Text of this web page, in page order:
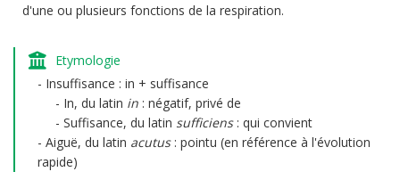
d'une ou plusieurs fonctions de la respiration.
Etymologie
Insuffisance : in + suffisance
In, du latin in : négatif, privé de
Suffisance, du latin sufficiens : qui convient
Aiguë, du latin acutus: pointu (en référence à l'évolution
rapide)